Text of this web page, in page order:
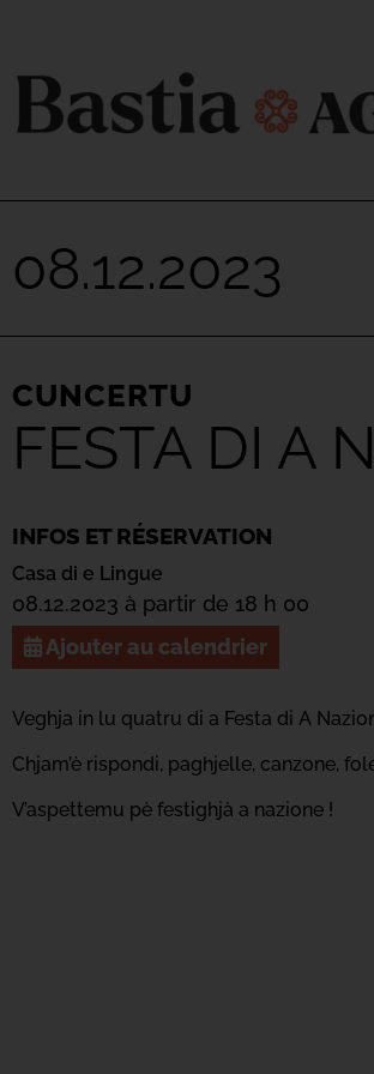
08.12.2023
CUNCERTU
FESTA DI A
INFOS ET RÉSERVATION
Casa di e Lingue
08.12.2023 à partir de 18 h 00
Ajouter au calendrier
Veghja in lu quatru di a Festa di A
Chjam’è rispondi, paghjelle, canzone,
V’aspettemu pè festighjà a nazione !